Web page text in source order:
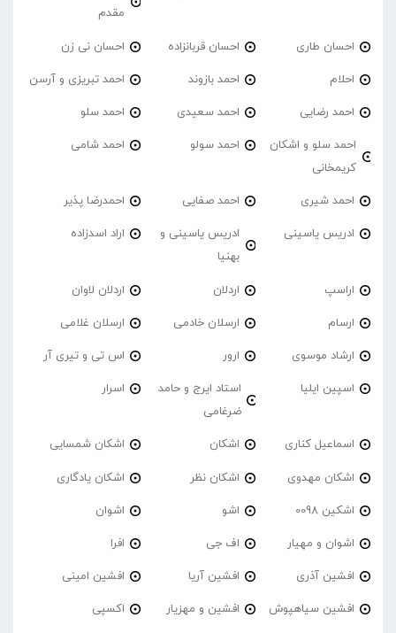
مقدم
احسان طاری احسان قربانزاده احسان نی زن
احلام احمد بازوند احمد تبریزی و آرسن
احمد‌ رضایی احمد سعیدی احمد سلو
احمد سلو و اشکان
کریمخانی
احمد سولو احمد شامی
احمد شیری احمد صفایی احمدرضا پذیر
ادریس یاسینی
ادریس یاسینی و
بهنیا
اراد اسدزاده
اراسپ اردلان اردلان لاوان
ارسام ارسلان خادمی ارسلان غلامی
ارشاد موسوی ارور اس تی و تیری آر
اسپین ایلیا
استاد ایرج و حامد
ضرغامی
اسرار
اسماعیل کناری اشکان اشکان شمسایی
اشکان مهدوی اشکان نظر اشکان یادگاری
اشکین 0098 اشو اشوان
اشوان و مهیار اف جی افرا
افشین آذری افشین آریا افشین امینی
افشین سیاهپوش افشین و مهزیار اکسپی